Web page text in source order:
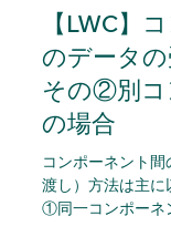
ラフアンド公
2023年8月
技術情報
【LWC】
のデータ
その②別コ